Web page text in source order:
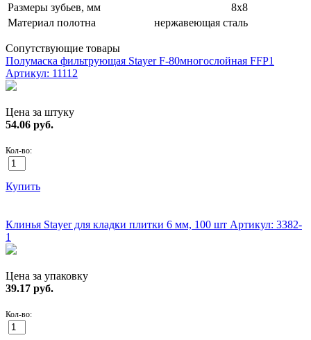
Размеры зубьев, мм
8х8
Материал полотна
нержавеющая сталь
Сопутствующие товары
Полумаска фильтрующая Stayer F-80многослойная FFP1
Артикул: 11112
Цена за штуку
54.06 руб.
Кол-во:
Купить
Клинья Stayer для кладки плитки 6 мм, 100 шт Артикул: 3382-
1
Цена за упаковку
39.17 руб.
Кол-во: